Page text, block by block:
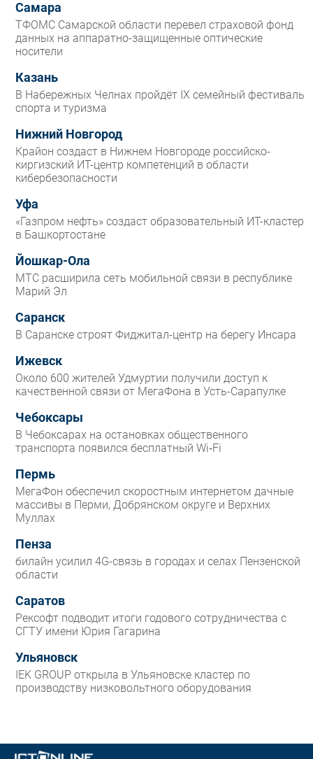
Самара
ТФОМС Самарской области перевел страховой фонд
данных на аппаратно-защищенные оптические
носители
Казань
В Набережных Челнах пройдёт IX семейный фестиваль
спорта и туризма
Нижний Новгород
Крайон создаст в Нижнем Новгороде российско-
киргизский ИТ-центр компетенций в области
кибербезопасности
Уфа
«Газпром нефть» создаст образовательный ИТ-кластер
в Башкортостане
Йошкар-Ола
МТС расширила сеть мобильной связи в республике
Марий Эл
Саранск
В Саранске строят Фиджитал-центр на берегу Инсара
Ижевск
Около 600 жителей Удмуртии получили доступ к
качественной связи от МегаФона в Усть-Сарапулке
Чебоксары
В Чебоксарах на остановках общественного
транспорта появился бесплатный Wi‑Fi
Пермь
МегаФон обеспечил скоростным интернетом дачные
массивы в Перми, Добрянском округе и Верхних
Муллах
Пенза
билайн усилил 4G-связь в городах и селах Пензенской
области
Саратов
Рексофт подводит итоги годового сотрудничества с
СГТУ имени Юрия Гагарина
Ульяновск
IEK GROUP открыла в Ульяновске кластер по
производству низковольтного оборудования